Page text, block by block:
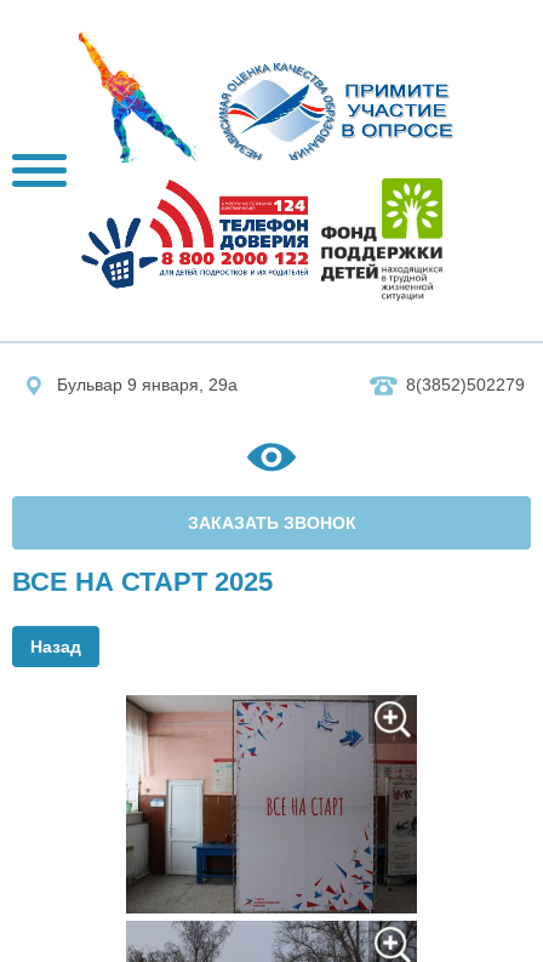
Бульвар 9 января, 29а 8(3852)502279
ЗАКАЗАТЬ ЗВОНОК
ВСЕ НА СТАРТ 2025
Назад